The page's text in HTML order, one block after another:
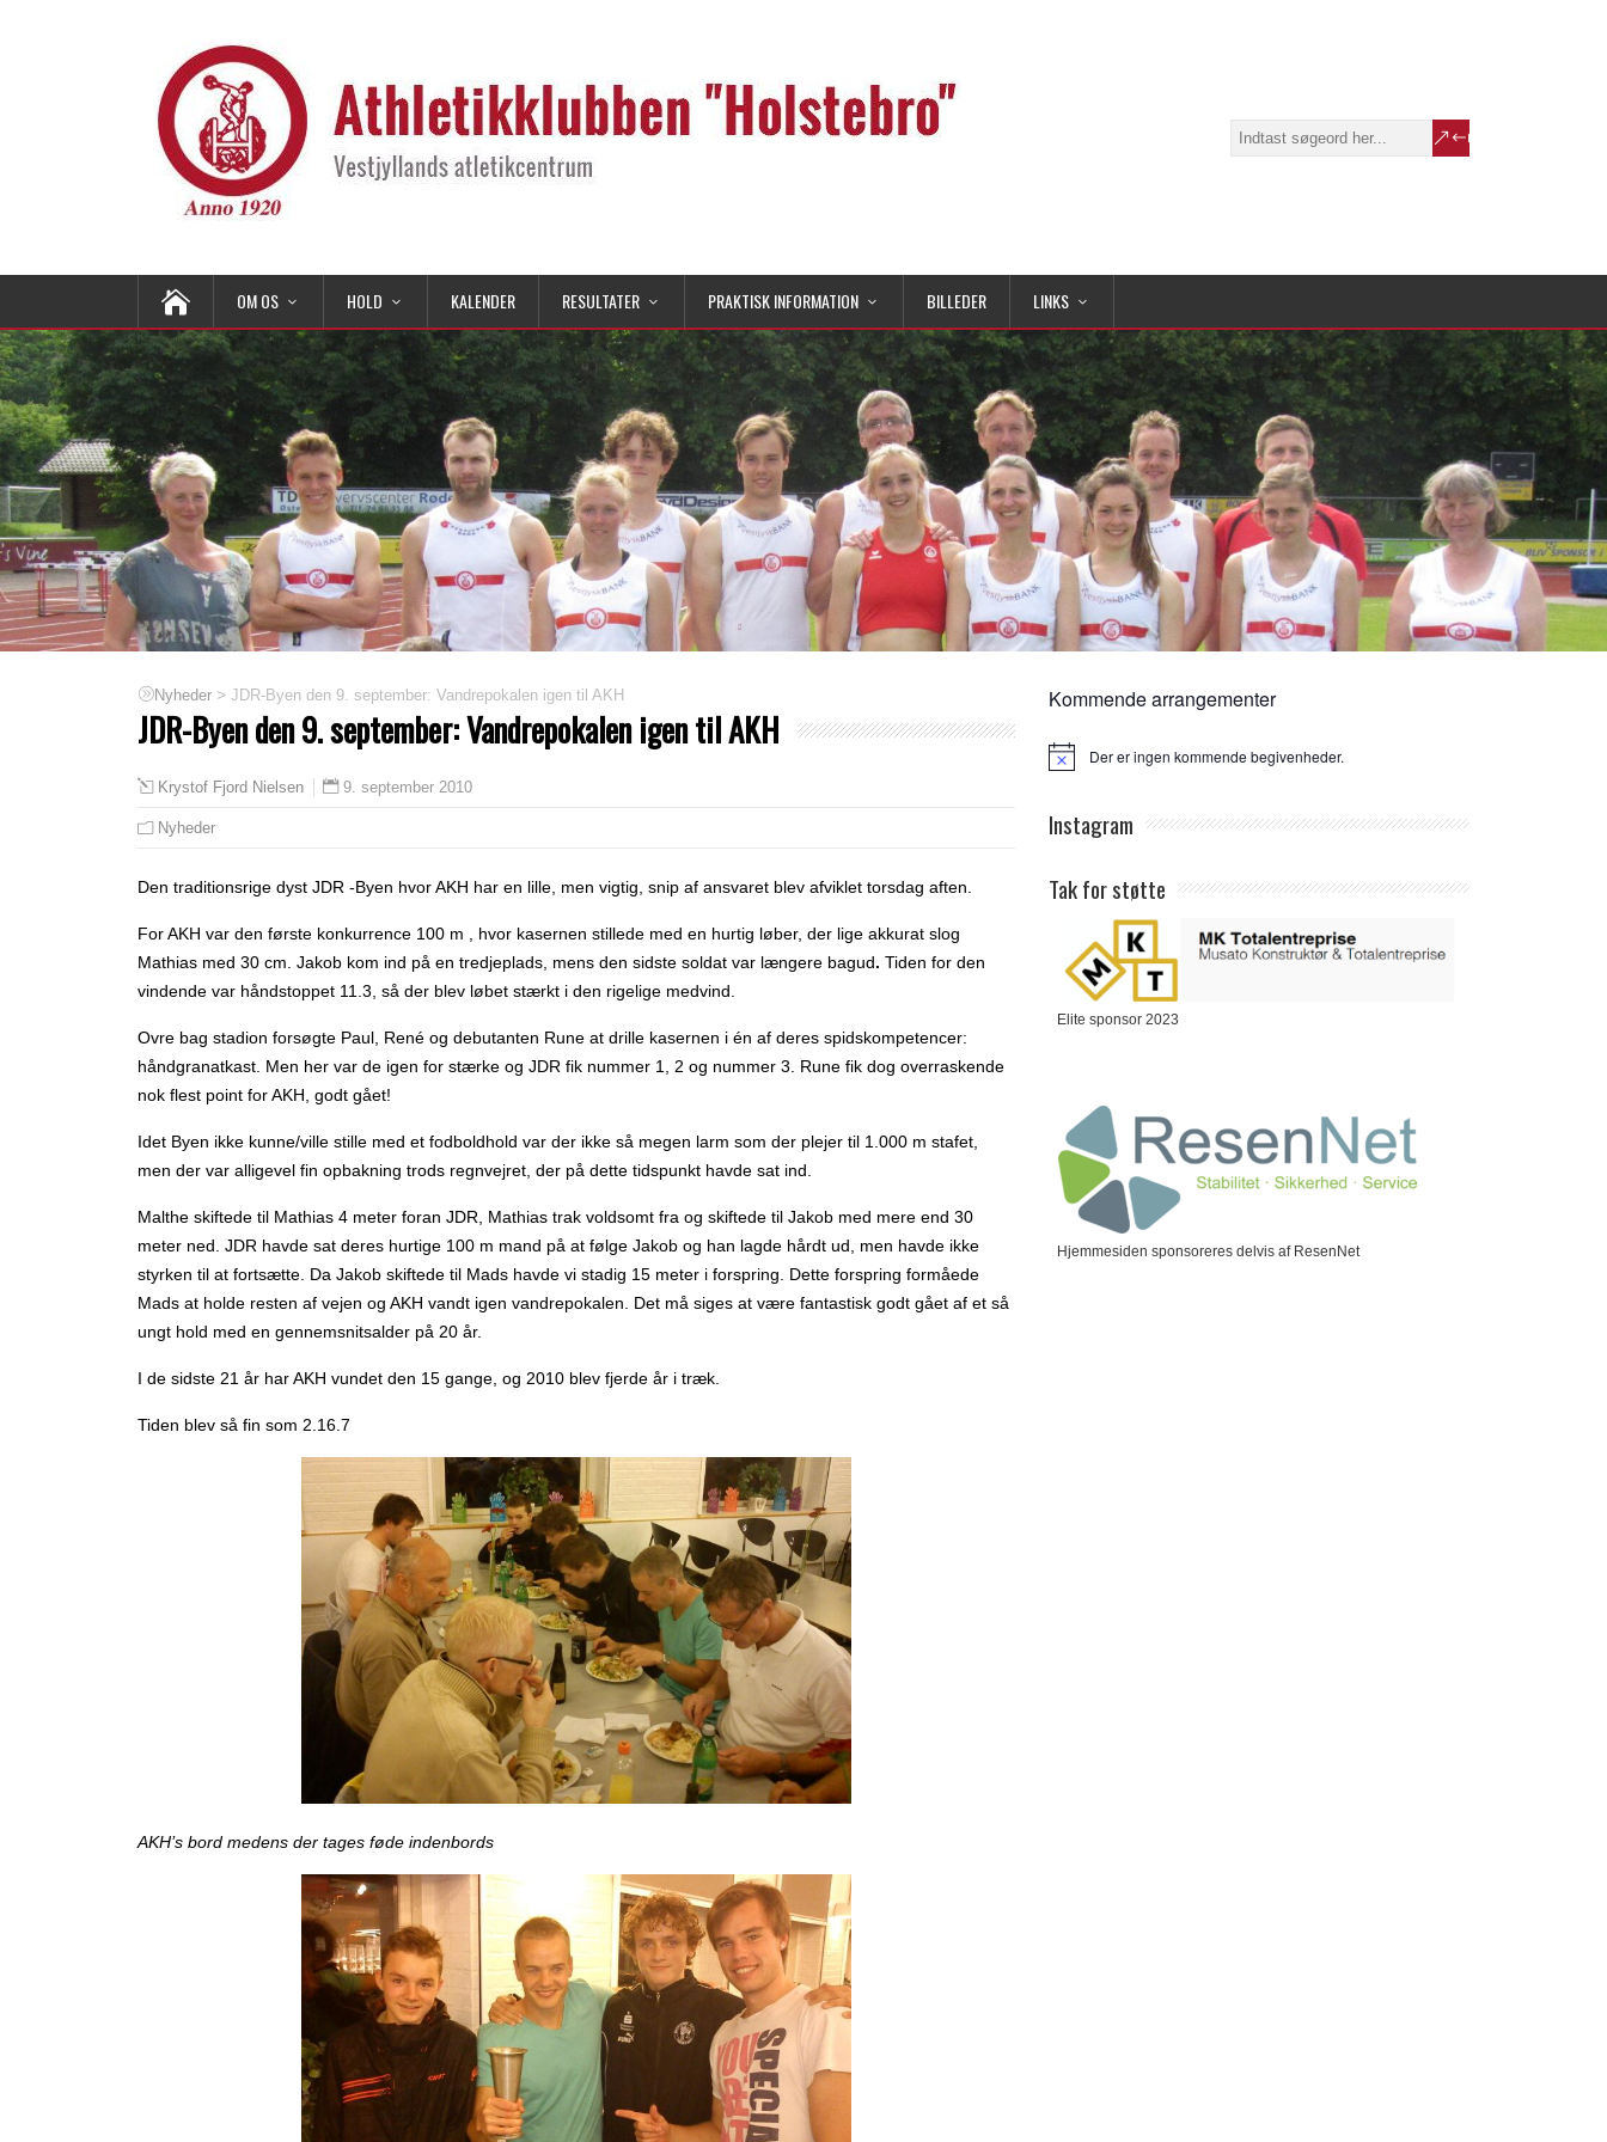
OM OS HOLD KALENDER RESULTATER PRAKTISK INFORMATION BILLEDER LINKS
Nyheder > JDR-Byen den 9. september: Vandrepokalen igen til AKH
JDR-Byen den 9. september: Vandrepokalen igen til AKH
Krystof Fjord Nielsen 9. september 2010
Nyheder
Den traditionsrige dyst JDR -Byen hvor AKH har en lille, men vigtig, snip af ansvaret blev afviklet torsdag aften.
For AKH var den første konkurrence 100 m , hvor kasernen stillede med en hurtig løber, der lige akkurat slog
Mathias med 30 cm. Jakob kom ind på en tredjeplads, mens den sidste soldat var længere bagud. Tiden for den
vindende var håndstoppet 11.3, så der blev løbet stærkt i den rigelige medvind.
Ovre bag stadion forsøgte Paul, René og debutanten Rune at drille kasernen i én af deres spidskompetencer:
håndgranatkast. Men her var de igen for stærke og JDR fik nummer 1, 2 og nummer 3. Rune fik dog overraskende
nok flest point for AKH, godt gået!
Idet Byen ikke kunne/ville stille med et fodboldhold var der ikke så megen larm som der plejer til 1.000 m stafet,
men der var alligevel fin opbakning trods regnvejret, der på dette tidspunkt havde sat ind.
Malthe skiftede til Mathias 4 meter foran JDR, Mathias trak voldsomt fra og skiftede til Jakob med mere end 30
meter ned. JDR havde sat deres hurtige 100 m mand på at følge Jakob og han lagde hårdt ud, men havde ikke
styrken til at fortsætte. Da Jakob skiftede til Mads havde vi stadig 15 meter i forspring. Dette forspring formåede
Mads at holde resten af vejen og AKH vandt igen vandrepokalen. Det må siges at være fantastisk godt gået af et så
ungt hold med en gennemsnitsalder på 20 år.
I de sidste 21 år har AKH vundet den 15 gange, og 2010 blev fjerde år i træk.
Tiden blev så fin som 2.16.7
AKH’s bord medens der tages føde indenbords
Kommende arrangementer
Notice Der er ingen kommende begivenheder.
Instagram
Tak for støtte
Elite sponsor 2023
Hjemmesiden sponsoreres delvis af ResenNet